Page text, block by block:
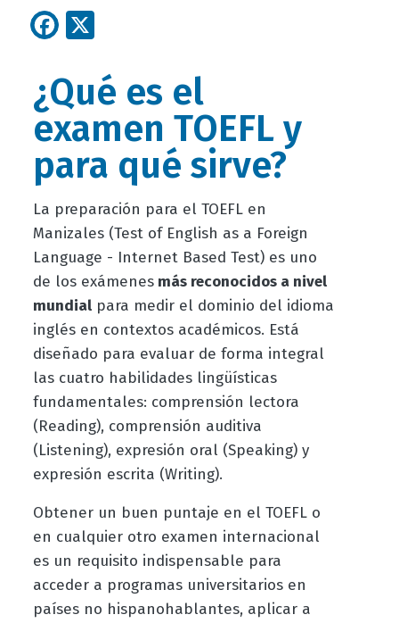
Facebook
¿Qué es el
examen TOEFL y
para qué sirve?
La preparación para el TOEFL en
Manizales (Test of English as a Foreign
Language - Internet Based Test) es uno
de los exámenesmás reconocidos a nivel
mundialpara medir el dominio del idioma
inglés en contextos académicos. Está
diseñado para evaluar de forma integral
las cuatro habilidades lingüísticas
fundamentales: comprensión lectora
(Reading), comprensión auditiva
(Listening), expresión oral (Speaking) y
expresión escrita (Writing).
Obtener un buen puntaje en el TOEFL o
en cualquier otro examen internacional
es un requisito indispensable para
acceder a programas universitarios en
países no hispanohablantes, aplicar a